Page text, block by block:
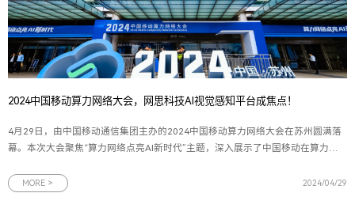
2024中国移动算力网络大会，网思科技AI视觉感知平台成焦点！
4月29日，由中国移动通信集团主办的2024中国移动算力网络大会在苏州圆满落
幕。本次大会聚焦“算力网络点亮AI新时代”主题，深入展示了中国移动在算力网
新研发的AlphaMind® AI视觉感知平台和一系列AI智慧解决方案精彩亮相。图为
MORE > 2024/04/29